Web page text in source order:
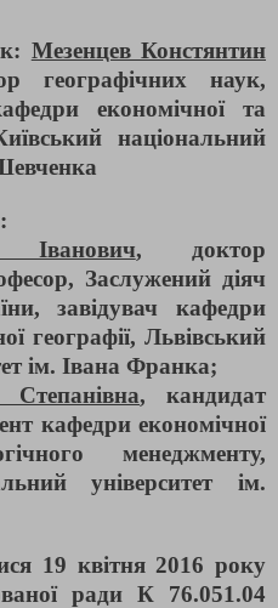
Мезенцев Констянтин
географічних наук,
економічної та
національний
, доктор
Заслужений діяч
завідувач кафедри
географії, Львівський
ім. Івана Франка;
, кандидат
кафедри економічної
менеджменту,
університет ім.
19 квітня 2016 року
ради К 76.051.04